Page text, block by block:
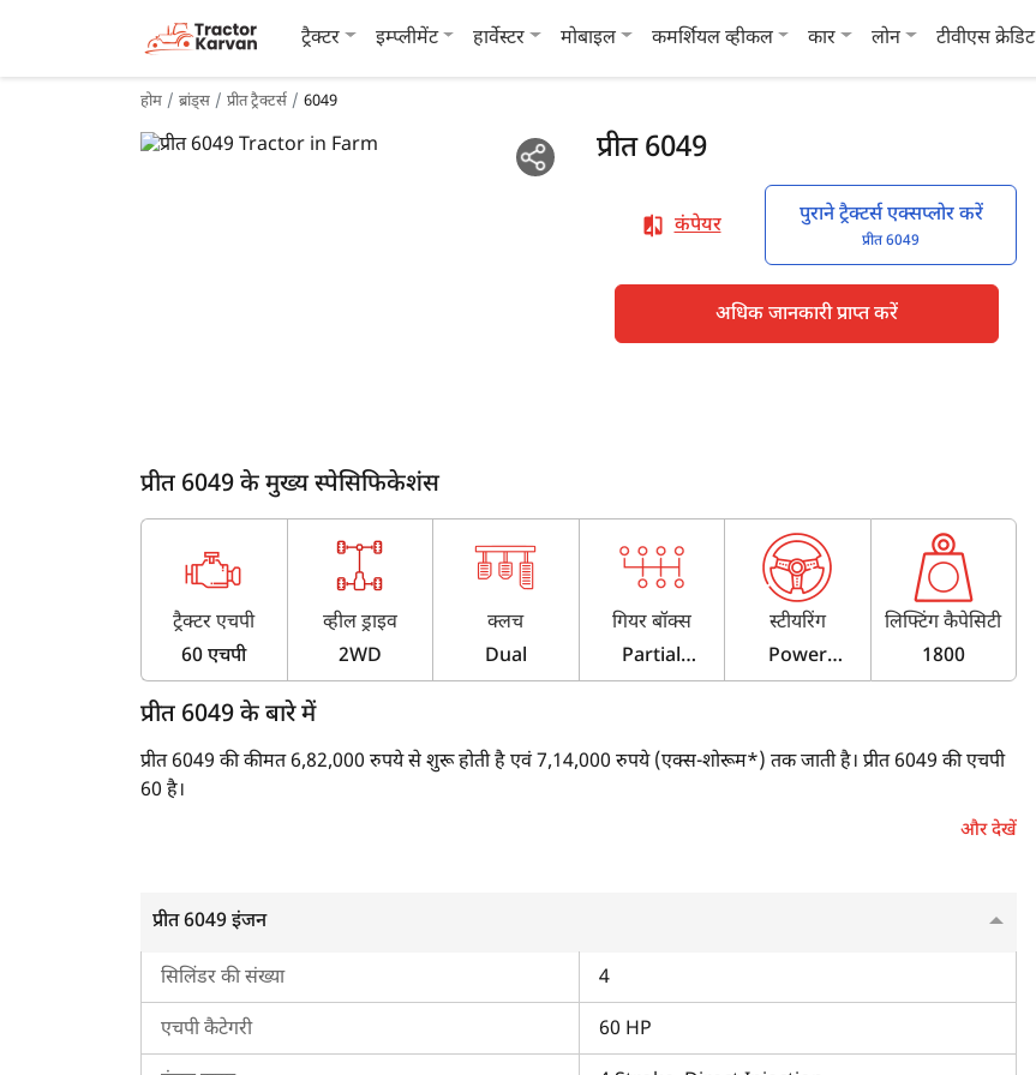
ट्रैक्टर इम्प्लीमेंट हार्वेस्टर मोबाइल कमर्शियल व्हीकल कार लोन टीवीएस क्रेडिट
होम ब्रांड्स प्रीत ट्रैक्टर्स 6049
प्रीत 6049
कंपेयर पुराने ट्रैक्टर्स एक्सप्लोर करें
प्रीत 6049
अधिक जानकारी प्राप्त करें
प्रीत 6049 के मुख्य स्पेसिफिकेशंस
ट्रैक्टर एचपी
60 एचपी
व्हील ड्राइव
2WD
क्लच
Dual
गियर बॉक्स
Partial
Constant
स्टीयरिंग
Power
Steering
लिफ्टिंग कैपेसिटी
1800
प्रीत 6049 के बारे में
प्रीत 6049 की कीमत 6,82,000 रुपये से शुरू होती है एवं 7,14,000 रुपये (एक्स-शोरूम*) तक जाती है। प्रीत 6049 की एचपी
60 है।
4-सिलेंडर, 4087 CC इंजन से चलने वाला, प्रीत 6049 2200 ERPM पर 60 एचपी का पॉवर आउटपुट देता है। इसमें ड्राई-टाइप
प्रीत 6049 का ट्रांसमिशन
प्रीत 6049 ट्रैक्टर में डुअल क्लच एवं पार्शियल कॉन्स्टेंट मेश गियरबॉक्स है। इसकी गियर स्पीड में 8 फॉरवर्ड और 2 रिवर्स गियर
शामिल हैं। यह 12F + 12R गियर स्पीड कॉम्बिनेशन के साथ सिंक्रोमेश ट्रांसमिशन के ऑप्शन के साथ भी आता है। इसकी मैक्सिमम
और देखें
प्रीत 6049 इंजन
सिलिंडर की संख्या 4
एचपी कैटेगरी 60 HP